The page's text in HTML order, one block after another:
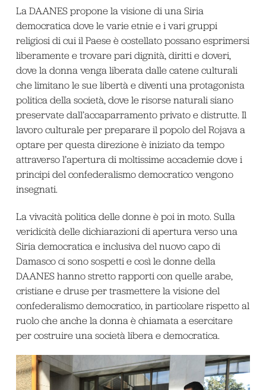
La DAANES propone la visione di una Siria
democratica dove le varie etnie e i vari gruppi
religiosi di cui il Paese è costellato possano esprimersi
liberamente e trovare pari dignità, diritti e doveri,
dove la donna venga liberata dalle catene culturali
che limitano le sue libertà e diventi una protagonista
politica della società, dove le risorse naturali siano
preservate dall’accaparramento privato e distrutte. Il
lavoro culturale per preparare il popolo del Rojava a
optare per questa direzione è iniziato da tempo
attraverso l’apertura di moltissime accademie dove i
principi del confederalismo democratico vengono
insegnati.
La vivacità politica delle donne è poi in moto. Sulla
veridicità delle dichiarazioni di apertura verso una
Siria democratica e inclusiva del nuovo capo di
Damasco ci sono sospetti e così le donne della
DAANES hanno stretto rapporti con quelle arabe,
cristiane e druse per trasmettere la visione del
confederalismo democratico, in particolare rispetto al
ruolo che anche la donna è chiamata a esercitare
per costruire una società libera e democratica.